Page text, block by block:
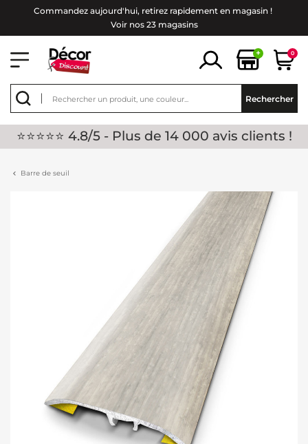
Commandez aujourd'hui, retirez rapidement en magasin !
Voir nos 23 magasins
+ 0
Rechercher
⭐⭐⭐⭐⭐ 4.8/5 - Plus de 14 000 avis clients !
Barre de seuil